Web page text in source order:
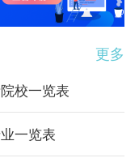
更多
校一览表
一览表